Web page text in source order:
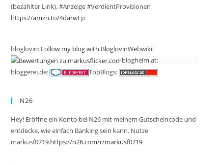
(bezahlter Link). #Anzeige #VerdientProvisionen
https://amzn.to/4darwFp
bloglovin: Follow my blog with BloglovinWebwiki:
blogheim.at:
bloggerei.de:
TopBlogs:
N26
Hey! Eröffne ein Konto bei N26 mit meinem Gutscheincode und
entdecke, wie einfach Banking sein kann. Nutze
markusf0719.https://n26.com/r/markusf0719